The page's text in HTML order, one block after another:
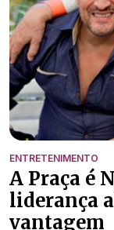
ENTRETENIMENTO
A Praça é
liderança
vantagem